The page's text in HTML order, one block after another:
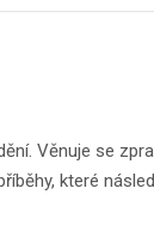
Věnuje se
které